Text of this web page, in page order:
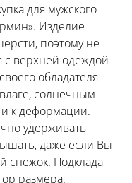
для мужского
Изделие
поэтому не
с верхней одеждой
обладателя
солнечным
к деформации.
удерживать
даже если Вы
снежок. Подклада –
размера.